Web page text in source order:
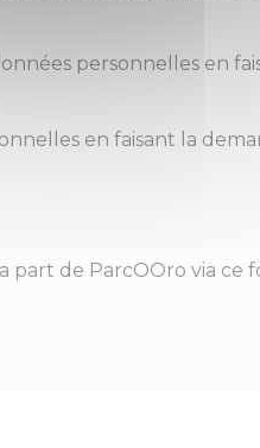
personnelles en
en faisant la
de ParcOOro via ce